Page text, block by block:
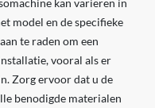
kan variëren in
model en de specifieke
te raden om een
vooral als er
Zorg ervoor dat u de
benodigde materialen